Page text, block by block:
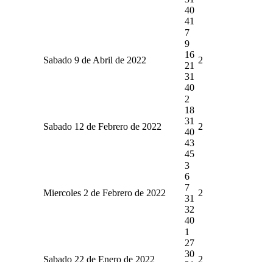
40
41
Sabado 9 de Abril de 2022
7
9
16
21
31
40
2
Sabado 12 de Febrero de 2022
2
18
31
40
43
45
2
Miercoles 2 de Febrero de 2022
3
6
7
31
32
40
2
Sabado 22 de Enero de 2022
1
27
30
2